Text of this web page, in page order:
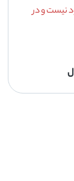
نیست و در